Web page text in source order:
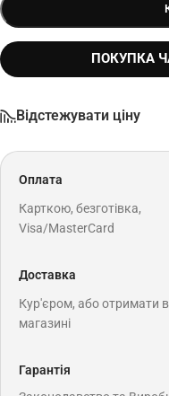
ПОКУПКА
Відстежувати ціну
Оплата
Карткою, безготівка,
Visa/MasterCard
Доставка
Кур'єром, або отримати в
магазині
Гарантія